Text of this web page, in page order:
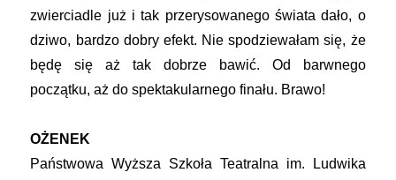
zwierciadle już i tak przerysowanego świata dało, o
dziwo, bardzo dobry efekt. Nie spodziewałam się, że
będę się aż tak dobrze bawić. Od barwnego
początku, aż do spektakularnego finału. Brawo!
OŻENEK
Państwowa Wyższa Szkoła Teatralna im. Ludwika